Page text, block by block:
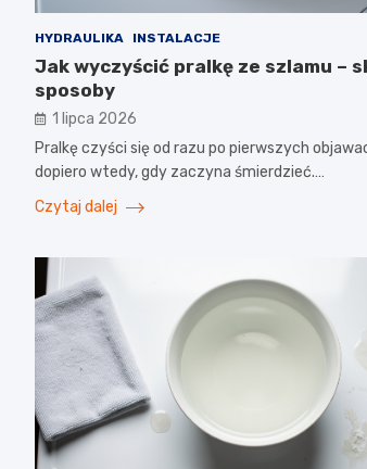
HYDRAULIKA INSTALACJE
Jak wyczyścić pralkę ze szlamu –
sposoby
1 lipca 2026
Pralkę czyści się od razu po pierwszych
dopiero wtedy, gdy zaczyna śmierdzieć.…
Czytaj dalej